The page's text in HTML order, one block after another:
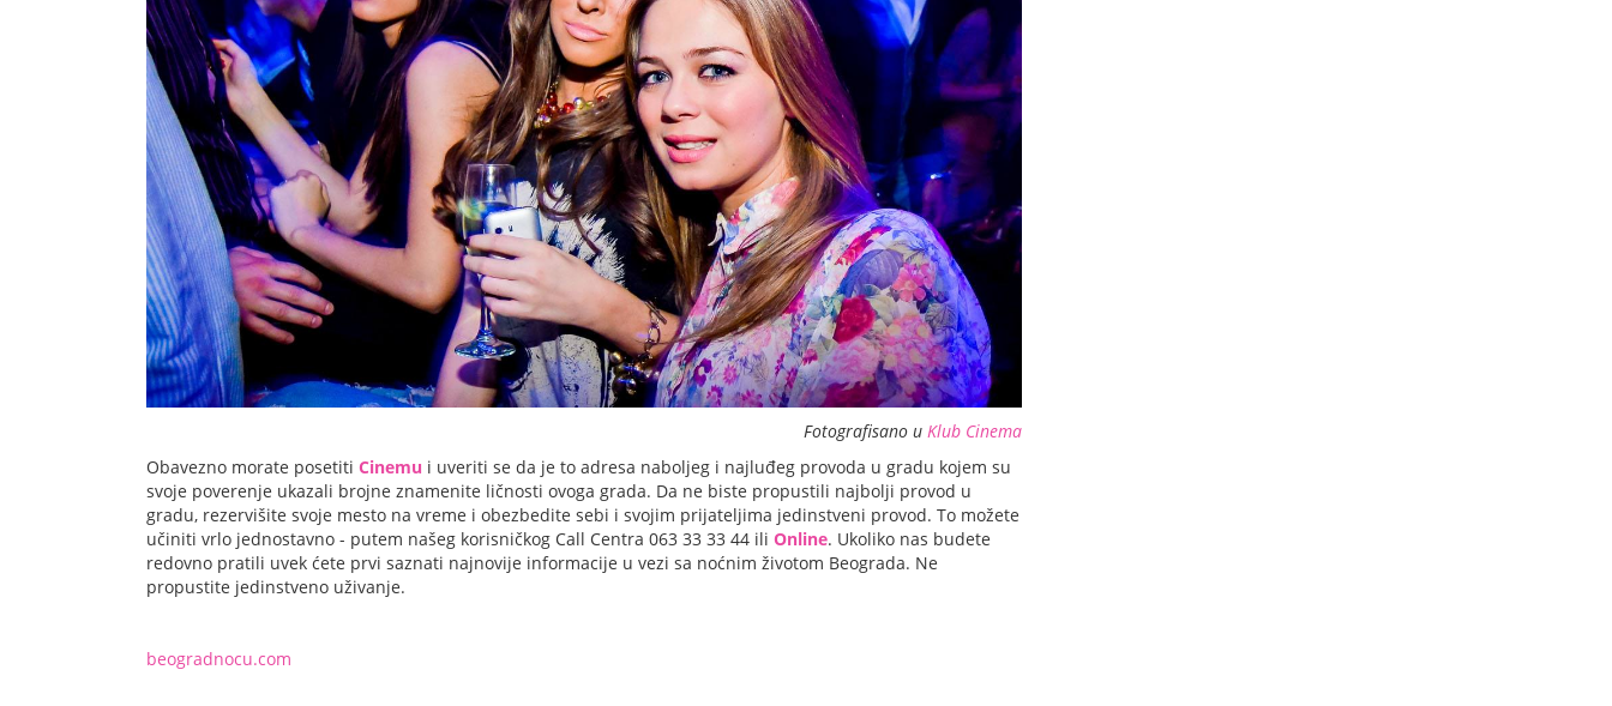
Fotografisano u Klub Cinema
Obavezno morate posetiti Cinemu i uveriti se da je to adresa naboljeg i najluđeg provoda u gradu kojem su
svoje poverenje ukazali brojne znamenite ličnosti ovoga grada. Da ne biste propustili najbolji provod u
gradu, rezervišite svoje mesto na vreme i obezbedite sebi i svojim prijateljima jedinstveni provod. To možete
učiniti vrlo jednostavno - putem našeg korisničkog Call Centra 063 33 33 44 ili Online. Ukoliko nas budete
redovno pratili uvek ćete prvi saznati najnovije informacije u vezi sa noćnim životom Beograda. Ne
propustite jedinstveno uživanje.
beogradnocu.com